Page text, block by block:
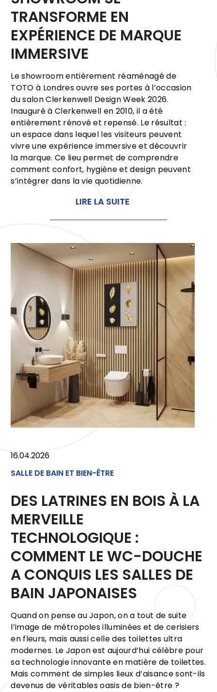
TRANSFORME EN
EXPÉRIENCE DE MARQUE
IMMERSIVE
Le showroom entièrement réaménagé de
TOTO à Londres ouvre ses portes à l’occasion
du salon Clerkenwell Design Week 2026.
Inauguré à Clerkenwell en 2010, il a été
entièrement rénové et repensé. Le résultat :
un espace dans lequel les visiteurs peuvent
vivre une expérience immersive et découvrir
la marque. Ce lieu permet de comprendre
comment confort, hygiène et design peuvent
s’intégrer dans la vie quotidienne.
LIRE LA SUITE
SALLE DE BAIN ET BIEN-ÊTRE
16.04.2026
DES LATRINES EN BOIS À LA
MERVEILLE
TECHNOLOGIQUE :
COMMENT LE WC-DOUCHE
A CONQUIS LES SALLES DE
BAIN JAPONAISES
Quand on pense au Japon, on a tout de suite
l’image de métropoles illuminées et de cerisiers
en fleurs, mais aussi celle des toilettes ultra
modernes. Le Japon est aujourd’hui célèbre pour
sa technologie innovante en matière de toilettes.
Mais comment de simples lieux d’aisance sont-ils
devenus de véritables oasis de bien-être ?